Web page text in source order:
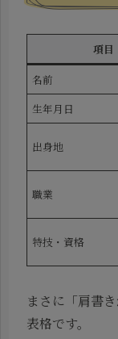
項目
名前
生年月日
出身地
職業
特技・資格
まさに「肩書
表格です。